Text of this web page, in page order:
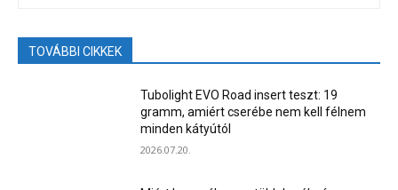
TOVÁBBI CIKKEK
Tubolight EVO Road insert teszt: 19
gramm, amiért cserébe nem kell félnem
minden kátyútól
2026.07.20.